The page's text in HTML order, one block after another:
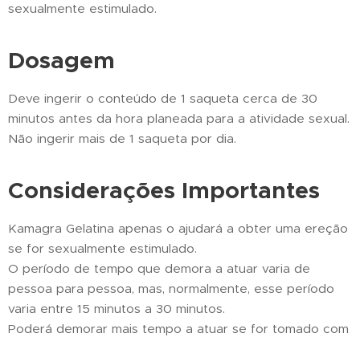
sexualmente estimulado.
Dosagem
Deve ingerir o conteúdo de 1 saqueta cerca de 30
minutos antes da hora planeada para a atividade sexual.
Não ingerir mais de 1 saqueta por dia.
Considerações Importantes
Kamagra Gelatina apenas o ajudará a obter uma ereção
se for sexualmente estimulado.
O período de tempo que demora a atuar varia de
pessoa para pessoa, mas, normalmente, esse período
varia entre 15 minutos a 30 minutos.
Poderá demorar mais tempo a atuar se for tomado com